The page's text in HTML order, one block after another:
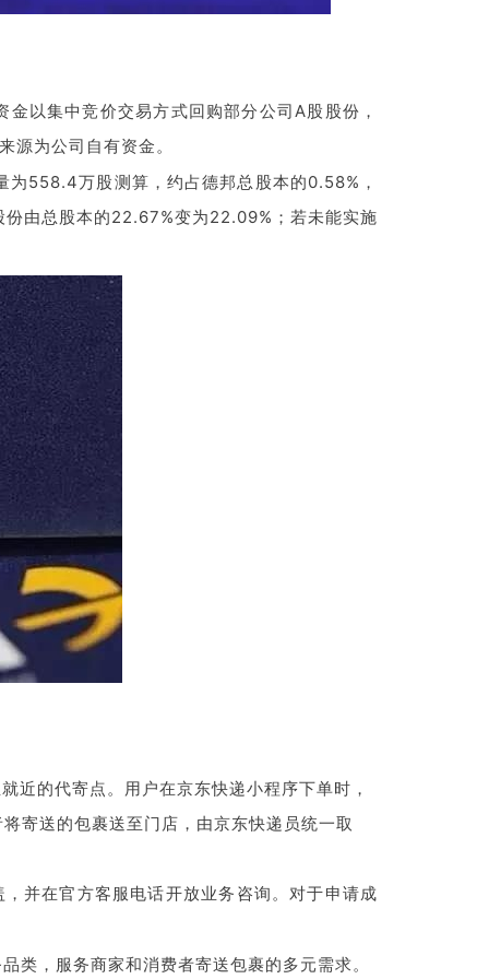
以集中竞价交易方式回购部分公司A股股份，
为公司自有资金。
558.4万股测算，约占德邦总股本的0.58%，
由总股本的22.67%变为22.09%；若未能实施
近的代寄点。用户在京东快递小程序下单时，
寄送的包裹送至门店，由京东快递员统一取
并在官方客服电话开放业务咨询。对于申请成
类，服务商家和消费者寄送包裹的多元需求。